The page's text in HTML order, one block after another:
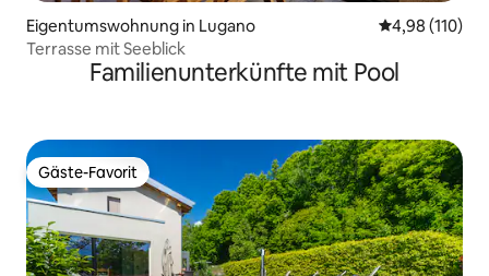
Eigentumswohnung in Lugano
4,98 (110)
Terrasse mit Seeblick
Familienunterkünfte mit Pool
Gäste-Favorit
Gäste-Favorit